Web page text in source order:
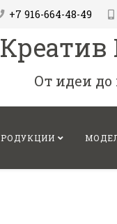
+7 916-664-48-49
От идеи до